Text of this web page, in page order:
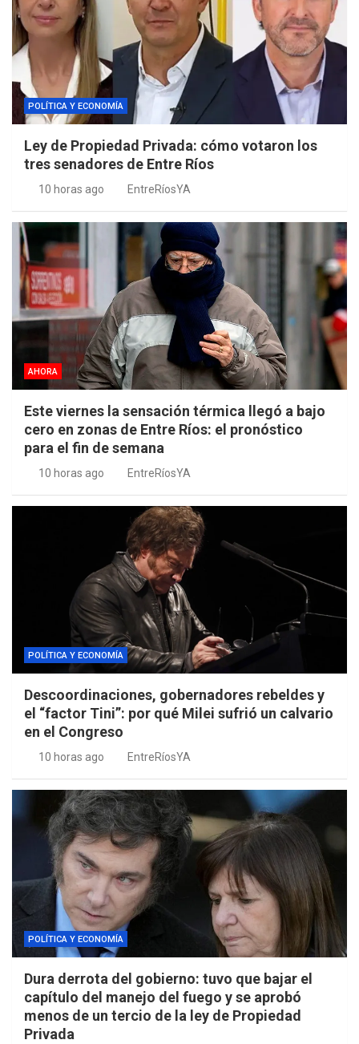
POLÍTICA Y ECONOMÍA
Ley de Propiedad Privada: cómo votaron los
tres senadores de Entre Ríos
10 horas ago EntreRíosYA
AHORA
Este viernes la sensación térmica llegó a bajo
cero en zonas de Entre Ríos: el pronóstico
para el fin de semana
10 horas ago EntreRíosYA
POLÍTICA Y ECONOMÍA
Descoordinaciones, gobernadores rebeldes y
el “factor Tini”: por qué Milei sufrió un calvario
en el Congreso
10 horas ago EntreRíosYA
POLÍTICA Y ECONOMÍA
Dura derrota del gobierno: tuvo que bajar el
capítulo del manejo del fuego y se aprobó
menos de un tercio de la ley de Propiedad
Privada